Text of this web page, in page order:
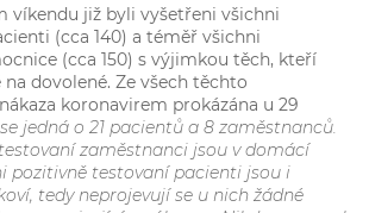
víkendu již byli vyšetřeni všichni
(cca 140) a téměř všichni
(cca 150) s výjimkou těch, kteří
dovolené. Ze všech těchto
koronavirem prokázána u 29
jedná o 21 pacientů a 8 zaměstnanců.
zaměstnanci jsou v domácí
pozitivně testovaní pacienti jsou i
tedy neprojevují se u nich žádné